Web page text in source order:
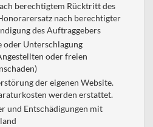
berechtigtem Rücktritt des
nach berechtigter
des Auftraggebers
oder Unterschlagung
oder freien
der eigenen Website.
werden erstattet.
und Entschädigungen mit